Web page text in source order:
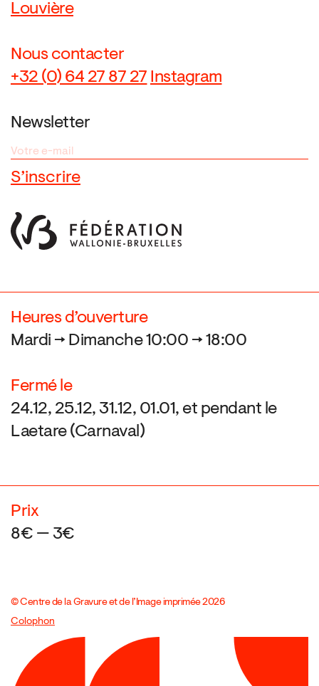
Louvière
Nous contacter
+32 (0) 64 27 87 27 Instagram
Newsletter
Heures d’ouverture
Mardi → Dimanche 10:00 → 18:00
Fermé le
24.12, 25.12, 31.12, 01.01, et pendant le
Laetare (Carnaval)
Prix
8€ — 3€
© Centre de la Gravure et de l’Image imprimée 2026
Colophon
Design:Marcel Kaczmarek